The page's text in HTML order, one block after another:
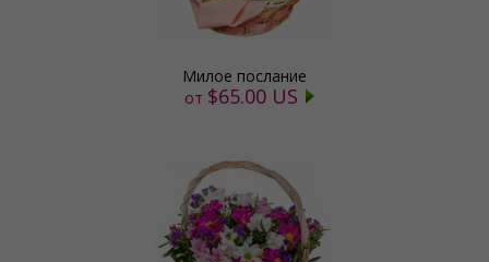
Милое послание
от $65.00 US